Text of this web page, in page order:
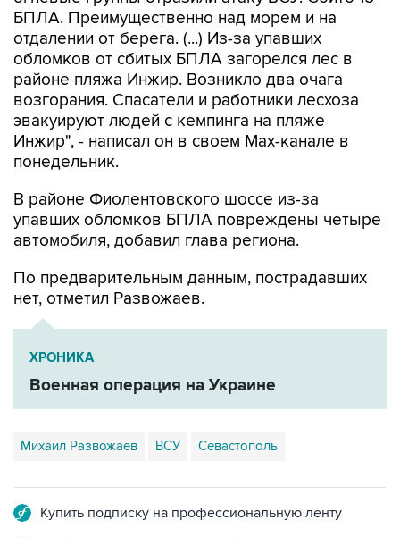
обломков от сбитых БПЛА загорелся лес в
районе пляжа Инжир. Возникло два очага
возгорания. Спасатели и работники лесхоза
эвакуируют людей с кемпинга на пляже
Инжир", - написал он в своем Мах-канале в
понедельник.
В районе Фиолентовского шоссе из-за
автомобиля, добавил глава региона.
По предварительным данным, пострадавших
ХРОНИКА
Военная операция на Украине
Михаил Развожаев ВСУ Севастополь
Подписаться на рассылку главных новостей сайта